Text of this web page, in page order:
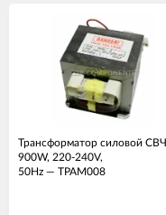
Трансформатор силовой СВЧ
900W, 220-240V,
50Hz — ТРАМ008